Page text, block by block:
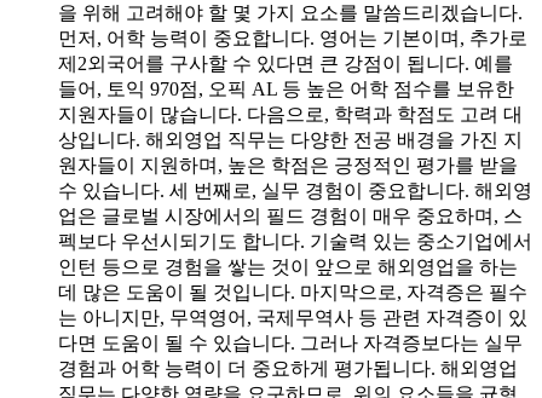
을 위해 고려해야 할 몇 가지 요소를 말씀드리겠습니다.
먼저, 어학 능력이 중요합니다. 영어는 기본이며, 추가로
제2외국어를 구사할 수 있다면 큰 강점이 됩니다. 예를
들어, 토익 970점, 오픽 AL 등 높은 어학 점수를 보유한
지원자들이 많습니다. 다음으로, 학력과 학점도 고려 대
상입니다. 해외영업 직무는 다양한 전공 배경을 가진 지
원자들이 지원하며, 높은 학점은 긍정적인 평가를 받을
수 있습니다. 세 번째로, 실무 경험이 중요합니다. 해외영
업은 글로벌 시장에서의 필드 경험이 매우 중요하며, 스
펙보다 우선시되기도 합니다. 기술력 있는 중소기업에서
인턴 등으로 경험을 쌓는 것이 앞으로 해외영업을 하는
데 많은 도움이 될 것입니다. 마지막으로, 자격증은 필수
는 아니지만, 무역영어, 국제무역사 등 관련 자격증이 있
다면 도움이 될 수 있습니다. 그러나 자격증보다는 실무
경험과 어학 능력이 더 중요하게 평가됩니다. 해외영업
직무는 다양한 역량을 요구하므로, 위의 요소들을 균형